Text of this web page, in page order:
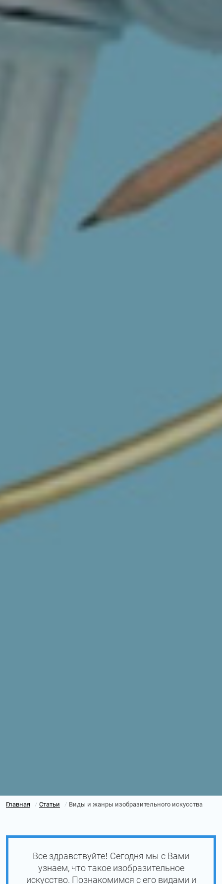
Главная / Статьи / Виды и жанры изобразительного искусства
Все здравствуйте! Сегодня мы с Вами
узнаем, что такое изобразительное
искусство. Познакомимся с его видами и